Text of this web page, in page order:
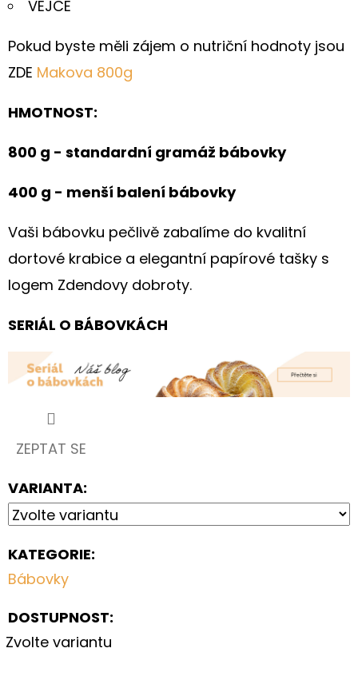
VEJCE
Pokud byste měli zájem o nutriční hodnoty jsou
ZDE Makova 800g
HMOTNOST:
800 g - standardní gramáž bábovky
400 g - menší balení bábovky
Vaši bábovku pečlivě zabalíme do kvalitní
dortové krabice a elegantní papírové tašky s
logem Zdendovy dobroty.
SERIÁL O BÁBOVKÁCH
ZEPTAT SE
VARIANTA:
KATEGORIE:
Bábovky
DOSTUPNOST:
Zvolte variantu